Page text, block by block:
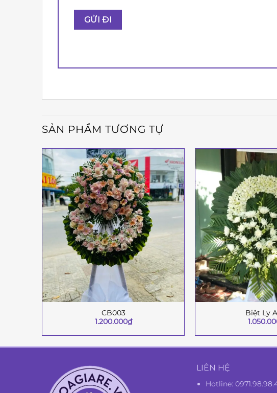
SẢN PHẨM TƯƠNG TỰ
CB003
1.200.000₫
Biệt Ly
LIÊN HỆ
Hotline: